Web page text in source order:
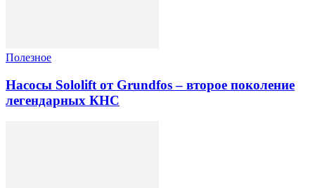
Полезное
Насосы Sololift от Grundfos – второе поколение
легендарных КНС